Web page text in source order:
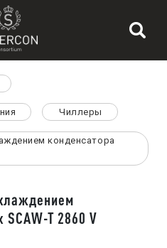
Чиллеры
конденсатора
SCAW-T 2860 V